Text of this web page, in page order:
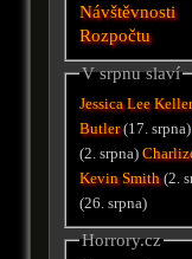
Návštěvnosti
Rozpočtu
V srpnu slaví
Jessica Lee
Butler(17.
(2. srpna)
Kevin Smith(2.
(26. srpna)
Horrory.cz